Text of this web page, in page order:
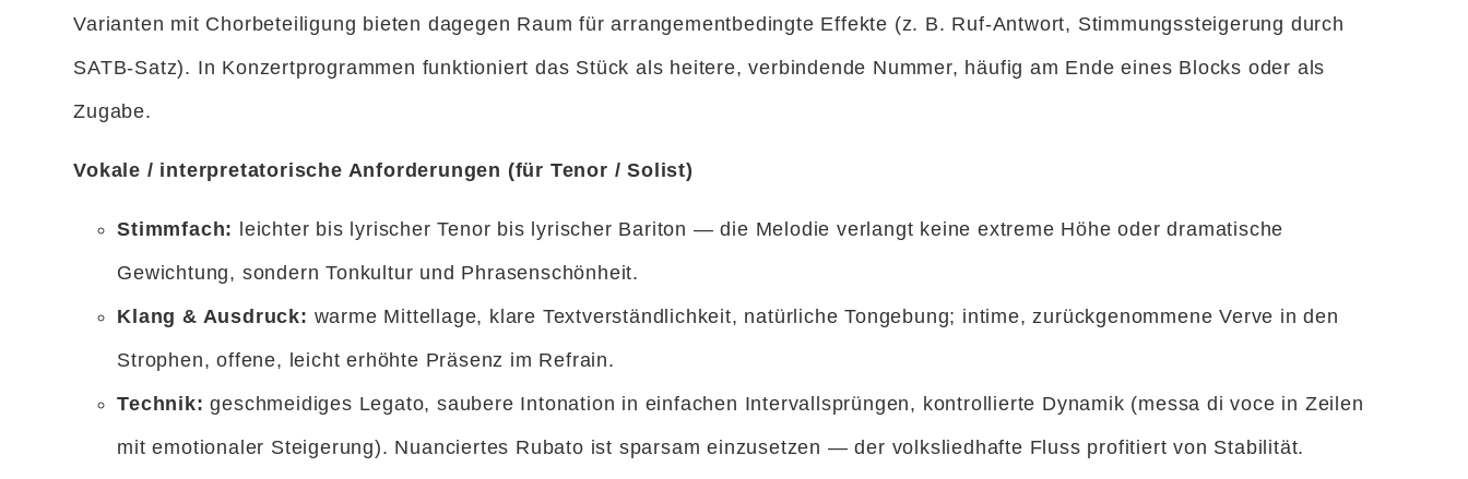
Varianten mit Chorbeteiligung bieten dagegen Raum für arrangementbedingte Effekte (z. B. Ruf-Antwort, Stimmungssteigerung durch
SATB-Satz). In Konzertprogrammen funktioniert das Stück als heitere, verbindende Nummer, häufig am Ende eines Blocks oder als
Zugabe.
Vokale / interpretatorische Anforderungen (für Tenor / Solist)
Stimmfach:
leichter bis lyrischer Tenor bis lyrischer Bariton — die Melodie verlangt keine extreme Höhe oder dramatische
Gewichtung, sondern Tonkultur und Phrasenschönheit.
Klang & Ausdruck: warme Mittellage, klare Textverständlichkeit, natürliche Tongebung; intime, zurückgenommene Verve in den
Strophen, offene, leicht erhöhte Präsenz im Refrain.
Technik: geschmeidiges Legato, saubere Intonation in einfachen Intervallsprüngen, kontrollierte Dynamik (messa di voce in Zeilen
mit emotionaler Steigerung). Nuanciertes Rubato ist sparsam einzusetzen — der volksliedhafte Fluss profitiert von Stabilität.